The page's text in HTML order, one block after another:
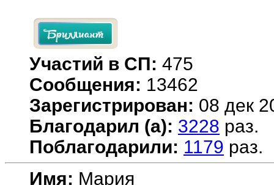
Участий в СП: 475
Сообщения: 13462
Зарегистрирован: 08 дек
Благодарил (а): 3228 раз.
Поблагодарили: 1179 раз.
Имя: Мария